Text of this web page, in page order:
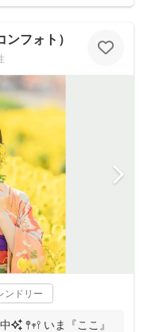
フォト）
ンドリー
『ここ』